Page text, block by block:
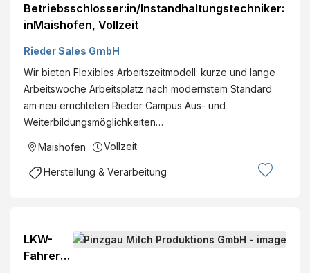
Betriebsschlosser:in/Instandhaltungstechniker:
inMaishofen, Vollzeit
Rieder Sales GmbH
Wir bieten Flexibles Arbeitszeitmodell: kurze und lange
Arbeitswoche Arbeitsplatz nach modernstem Standard
am neu errichteten Rieder Campus Aus- und
Weiterbildungsmöglichkeiten…
Maishofen Vollzeit
Herstellung & Verarbeitung
LKW-
Fahrer